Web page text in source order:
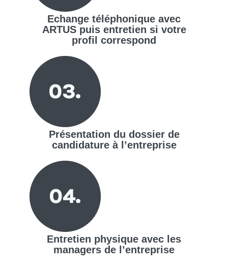
Echange téléphonique avec
ARTUS puis entretien si votre
profil correspond
Présentation du dossier de
candidature à l’entreprise
Entretien physique avec les
managers de l’entreprise